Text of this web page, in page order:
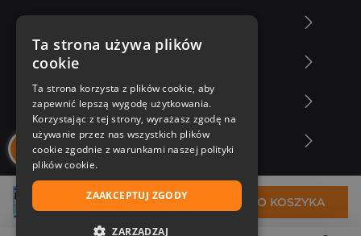
23,78 zł DO KOSZYKA
Zakupy u nas
Nasza oferta
Nasi autorzy
Ta strona używa plików
cookie
Ta strona korzysta z plików cookie, aby
zapewnić lepszą wygodę użytkowania.
Korzystając z tej strony, wyrażasz zgodę na
używanie przez nas wszystkich plików
cookie zgodnie z warunkami naszej polityki
plików cookie.
ZAAKCEPTUJ ZGODY
ZARZĄDZAJ